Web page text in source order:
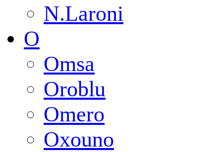
N.Laroni
O
Omsa
Oroblu
Omero
Oxouno